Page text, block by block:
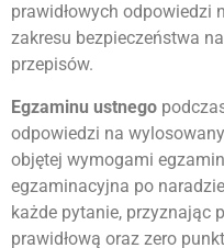
prawidłowych odpowiedzi
zakresu bezpieczeństwa
przepisów.
Egzaminu ustnego
odpowiedzi na
objętej wymogami
egzaminacyjna po
każde pytanie, przyznając
prawidłową oraz zero